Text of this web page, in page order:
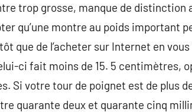
trop grosse, manque de distinction
qu’une montre au poids important
que de l’acheter sur Internet en
ci fait moins de 15. 5 centimètres,
Si votre tour de poignet est de plus
quarante deux et quarante cinq